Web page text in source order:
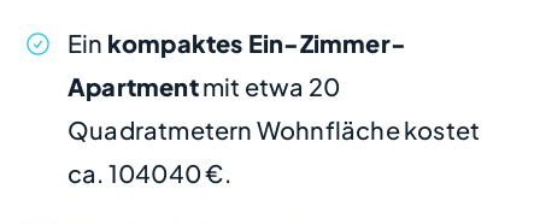
Ein kompaktes Ein-Zimmer-
Apartmentmit etwa 20
Quadratmetern Wohnfläche kostet
ca. 104040 €.